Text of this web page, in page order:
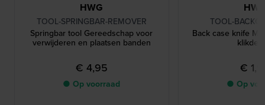
HWG
TOOL-SPRINGBAR-REMOVER
Springbar tool Gereedschap voor
verwijderen en plaatsen banden
€ 4,95
● Op voorraad
TOOL-
Back case knife
€
● Op